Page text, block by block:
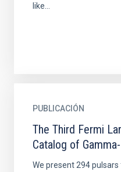
like...
PUBLICACIÓN
The Third Fermi
Catalog of
We present 294